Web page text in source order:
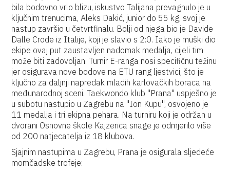
bila bodovno vrlo blizu, iskustvo Talijana prevagnulo je u
ključnim trenucima, Aleks Dakić, junior do 55 kg, svoj je
nastup završio u četvrtfinalu. Bolji od njega bio je Davide
Dalle Crode iz Italije, koji je slavio s 2:0. Iako je muški dio
ekipe ovaj put zaustavljen nadomak medalja, cijeli tim
može biti zadovoljan. Turnir E-ranga nosi specifičnu težinu
jer osigurava nove bodove na ETU rang ljestvici, što je
ključno za daljnji napredak mladih karlovačkih boraca na
međunarodnoj sceni. Taekwondo klub "Prana" uspješno je
u subotu nastupio u Zagrebu na "Ion Kupu", osvojeno je
11 medalja i tri ekipna pehara. Na turniru koji je održan u
dvorani Osnovne škole Kajzerica snage je odmjerilo više
od 200 natjecatelja iz 18 klubova.
Sjajnim nastupima u Zagrebu, Prana je osigurala sljedeće
momčadske trofeje: